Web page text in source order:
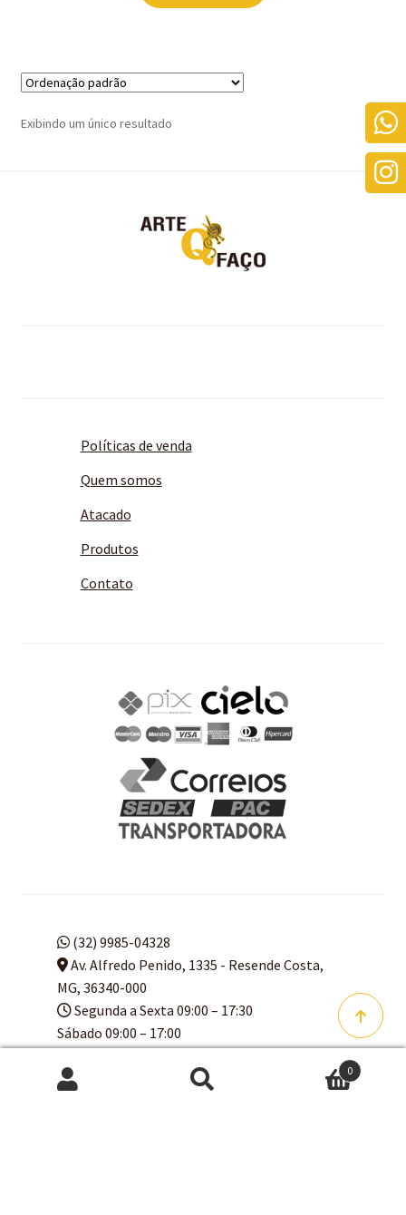
Exibindo um único resultado
Políticas de venda
Quem somos
Atacado
Produtos
Contato
(32) 9985-04328
Av. Alfredo Penido, 1335 - Resende Costa,
MG, 36340-000
Segunda a Sexta 09:00 – 17:30
Sábado 09:00 – 17:00
Pesquisar
Pesquisar
0